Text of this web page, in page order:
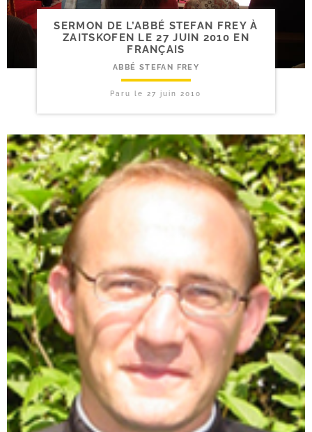
SERMON DE L’ABBÉ STEFAN FREY À
ZAITSKOFEN LE 27 JUIN 2010 EN
FRANÇAIS
ABBÉ STEFAN FREY
Paru le27 juin 2010